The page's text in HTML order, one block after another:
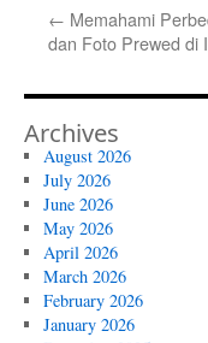
← Memahami
dan Foto Prewed di
Archives
August 2026
July 2026
June 2026
May 2026
April 2026
March 2026
February 2026
January 2026